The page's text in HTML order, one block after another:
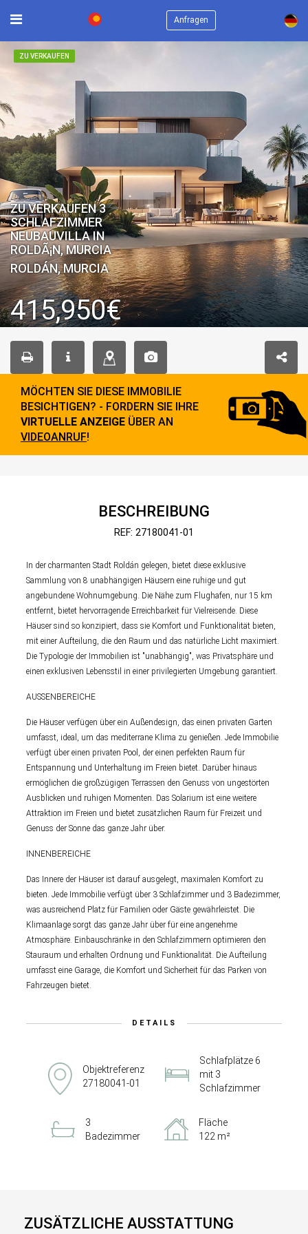
Anfragen ×
ZU VERKAUFEN
ZU VERKAUFEN 3
SCHLAFZIMMER
NEUBAUVILLA IN
ROLDÃ¡N, MURCIA
ROLDÁN, MURCIA
415,950€
MÖCHTEN SIE DIESE IMMOBILIE
BESICHTIGEN? - FORDERN SIE IHRE
VIRTUELLE ANZEIGE ÜBER AN
VIDEOANRUF!
BESCHREIBUNG
REF: 27180041-01
In der charmanten Stadt Roldán gelegen, bietet diese exklusive
Sammlung von 8 unabhängigen Häusern eine ruhige und gut
angebundene Wohnumgebung. Die Nähe zum Flughafen, nur 15 km
entfernt, bietet hervorragende Erreichbarkeit für Vielreisende. Diese
Häuser sind so konzipiert, dass sie Komfort und Funktionalität bieten,
mit einer Aufteilung, die den Raum und das natürliche Licht maximiert.
Die Typologie der Immobilien ist "unabhängig", was Privatsphäre und
einen exklusiven Lebensstil in einer privilegierten Umgebung garantiert.
AUSSENBEREICHE
Die Häuser verfügen über ein Außendesign, das einen privaten Garten
umfasst, ideal, um das mediterrane Klima zu genießen. Jede Immobilie
verfügt über einen privaten Pool, der einen perfekten Raum für
Entspannung und Unterhaltung im Freien bietet. Darüber hinaus
ermöglichen die großzügigen Terrassen den Genuss von ungestörten
Ausblicken und ruhigen Momenten. Das Solarium ist eine weitere
Attraktion im Freien und bietet zusätzlichen Raum für Freizeit und
Genuss der Sonne das ganze Jahr über.
INNENBEREICHE
Das Innere der Häuser ist darauf ausgelegt, maximalen Komfort zu
bieten. Jede Immobilie verfügt über 3 Schlafzimmer und 3 Badezimmer,
was ausreichend Platz für Familien oder Gäste gewährleistet. Die
Klimaanlage sorgt das ganze Jahr über für eine angenehme
Atmosphäre. Einbauschränke in den Schlafzimmern optimieren den
Stauraum und erhalten Ordnung und Funktionalität. Die Aufteilung
umfasst eine Garage, die Komfort und Sicherheit für das Parken von
Fahrzeugen bietet.
DETAILS
Objektreferenz
27180041-01
Schlafplätze 6
mit 3
Schlafzimmer
3
Badezimmer
Fläche
122 m²
ZUSÄTZLICHE AUSSTATTUNG